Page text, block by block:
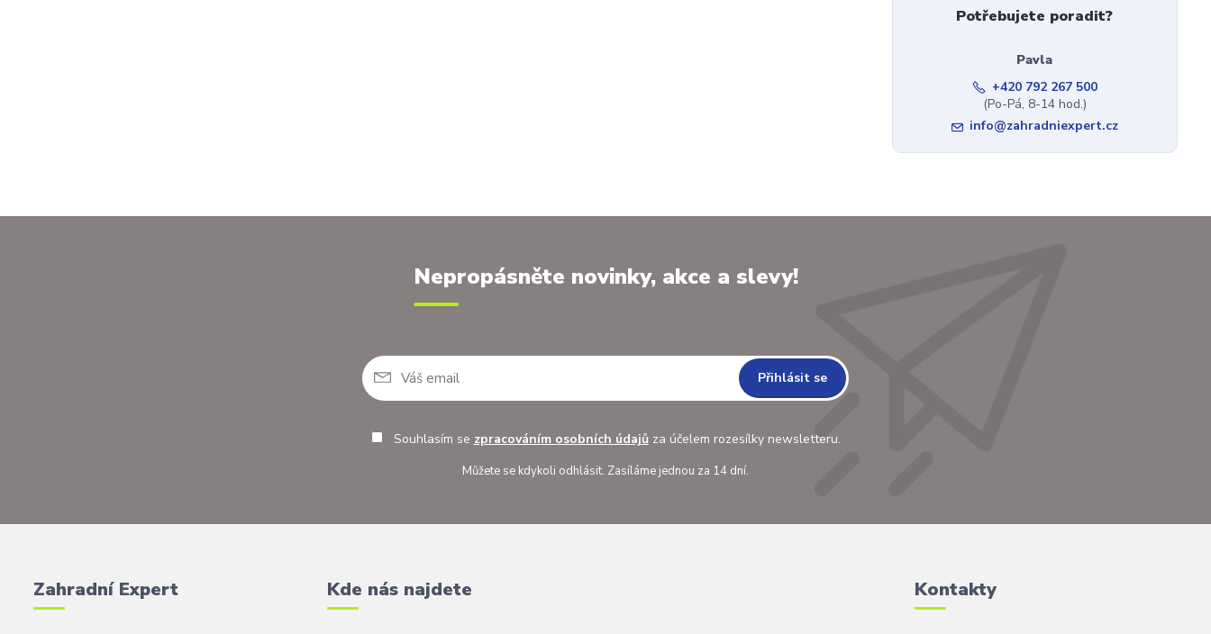
Potřebujete poradit?
Pavla
+420 792 267 500
(Po-Pá, 8-14 hod.)
info@zahradniexpert.cz
Nepropásněte novinky, akce a slevy!
Přihlásit se
Souhlasím se zpracováním osobních údajůza účelem rozesílky newsletteru.
Můžete se kdykoli odhlásit. Zasíláme jednou za 14 dní.
Zahradní Expert Kde nás najdete Kontakty